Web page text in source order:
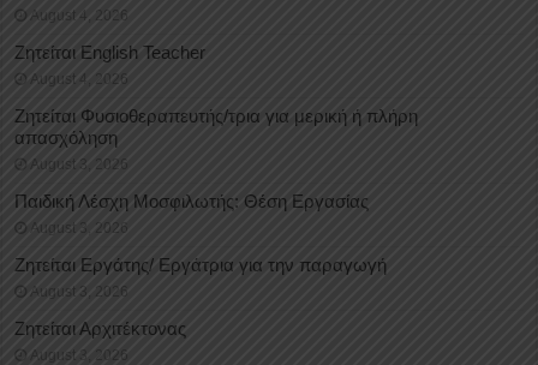
August 4, 2026
Ζητείται English Teacher
August 4, 2026
Ζητείται Φυσιοθεραπευτής/τρια για μερική ή πλήρη
απασχόληση
August 3, 2026
Παιδική Λέσχη Μοσφιλωτής: Θέση Εργασίας
August 3, 2026
Ζητείται Εργάτης/ Εργάτρια για την παραγωγή
August 3, 2026
Ζητείται Αρχιτέκτονας
August 3, 2026